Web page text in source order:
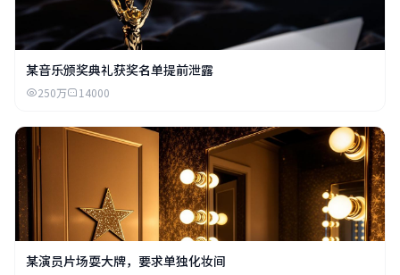
某音乐颁奖典礼获奖名单提前泄露
250万 14000
某演员片场耍大牌，要求单独化妆间